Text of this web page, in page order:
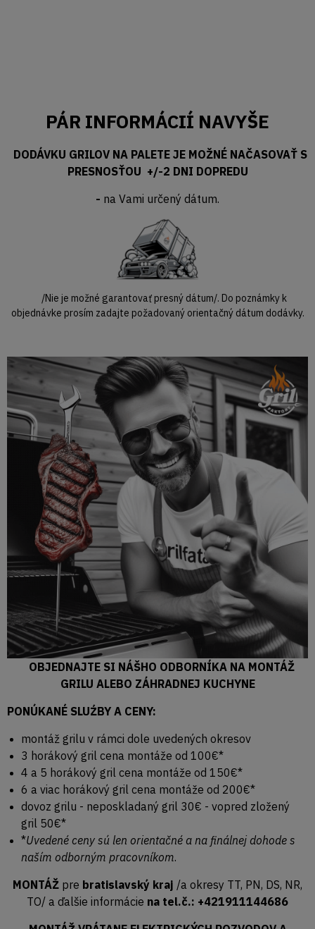
PÁR INFORMÁCIÍ NAVYŠE
DODÁVKU GRILOV NA PALETE JE MOŽNÉ NAČASOVAŤ S
PRESNOSŤOU +/-2 DNI DOPREDU
- na Vami určený dátum.
/Nie je možné garantovať presný dátum/. Do poznámky k
objednávke prosím zadajte požadovaný orientačný dátum dodávky.
OBJEDNAJTE SI NÁŠHO ODBORNÍKA NA MONTÁŽ
GRILU ALEBO ZÁHRADNEJ KUCHYNE
PONÚKANÉ SLUŹBY A CENY:
montáž grilu v rámci dole uvedených okresov
3 horákový gril cena montáže od 100€*
4 a 5 horákový gril cena montáže od 150€*
6 a viac horákový gril cena montáže od 200€*
dovoz grilu - neposkladaný gril 30€ - vopred zložený
gril 50€*
*Uvedené ceny sú len orientačné a na finálnej dohode s
naším odborným pracovníkom.
MONTÁŽ pre bratislavský kraj /a okresy TT, PN, DS, NR,
TO/ a ďalšie informácie na tel.č.: +421911144686